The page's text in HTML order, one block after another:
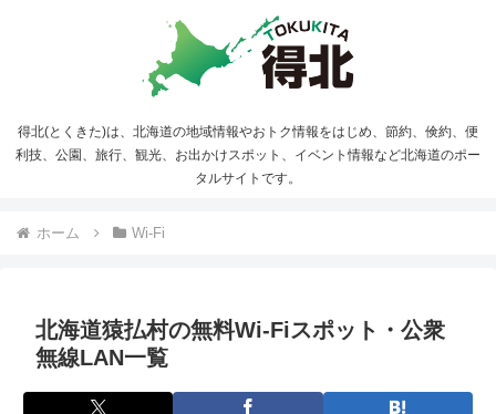
得北(とくきた)は、北海道の地域情報やおトク情報をはじめ、節約、倹約、便
利技、公園、旅行、観光、お出かけスポット、イベント情報など北海道のポー
タルサイトです。
ホーム Wi-Fi
北海道猿払村の無料Wi-Fiスポット・公衆
無線LAN一覧